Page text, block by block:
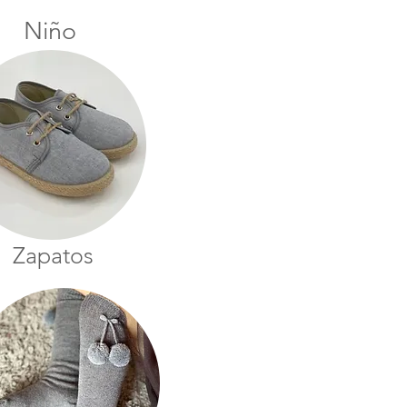
Niño
Zapatos